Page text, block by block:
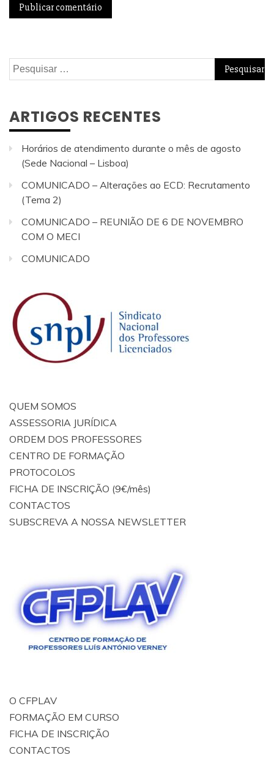
Pesquisar
por:
ARTIGOS RECENTES
Horários de atendimento durante o mês de agosto
(Sede Nacional – Lisboa)
COMUNICADO – Alterações ao ECD: Recrutamento
(Tema 2)
COMUNICADO – REUNIÃO DE 6 DE NOVEMBRO
COM O MECI
COMUNICADO
QUEM SOMOS
ASSESSORIA JURÍDICA
ORDEM DOS PROFESSORES
CENTRO DE FORMAÇÃO
PROTOCOLOS
FICHA DE INSCRIÇÃO (9€/mês)
CONTACTOS
SUBSCREVA A NOSSA NEWSLETTER
O CFPLAV
FORMAÇÃO EM CURSO
FICHA DE INSCRIÇÃO
CONTACTOS